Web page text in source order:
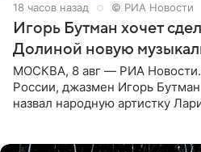
18 часов назад © РИА Новости
Игорь Бутман хочет
Долиной новую
МОСКВА, 8 авг — РИА
России, джазмен Игорь
назвал народную артистку